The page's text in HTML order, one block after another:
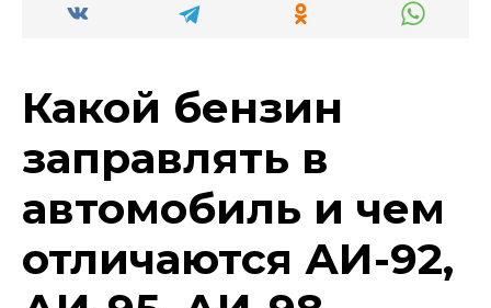
Какой бензин
заправлять в
автомобиль и чем
отличаются АИ-92,